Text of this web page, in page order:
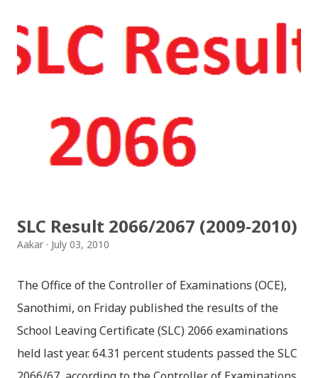
स्टिकरहरुले प्रयोगकर्तालाई नयाँ अनुभव दिनेछ । नेपाली पारा, हाम्रो
साथी, नयाँ वर्ष, संगी, हाम्रो कान्छा, हाम्रो कान्छी, नक्कली, र बौचा व
मैचासमेत गरी आठ किसिमका स्टिकरहरु समावेश गरिएकोछ । हाम्रो
सकिन्छ । थिम हाम्रो नेपाली किबोर्डको यस संस्करणमा नयाँ किबोर्ड
थिम पनि थपिएको छ । हाम्रो नेपाली किबोर्डको सेटिङमा गएर आफूलाई
मन पर्ने थिम छान्न सकिन्छ । डार्क तथा लाइट गरेर हाललाई दुई
SLC Result 2066/2067 (2009-2010)
Aakar July 03, 2010
The Office of the Controller of Examinations (OCE),
Sanothimi, on Friday published the results of the
School Leaving Certificate (SLC) 2066 examinations
held last year. 64.31 percent students passed the SLC